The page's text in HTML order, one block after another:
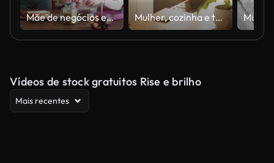
Mãe de negócios embalando lancheira para filha para a escola. Mulher multitarefa fala ao telefone e prepara a filha para a escola Mulher, cozinha e tomar café pela manhã ou relaxar para o café da manhã ou pensar em casa. Pessoa do sexo feminino com caneca ou xícara de chá e apreciando bebida, café com leite ou cappuccino pela janela para o sol em casa
Vídeos de stock gratuitos Rise e brilho
Mais recentes